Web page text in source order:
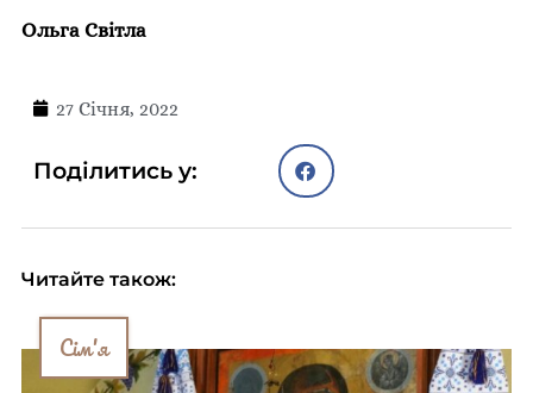
Ольга Світла
27 Січня, 2022
Поділитись у:
Читайте також:
Сім'я